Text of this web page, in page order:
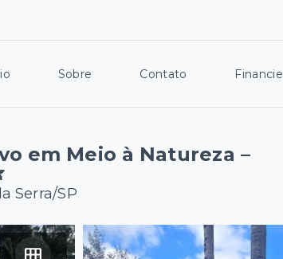
Sobre Contato Financie
em Meio à Natureza –
Serra/SP